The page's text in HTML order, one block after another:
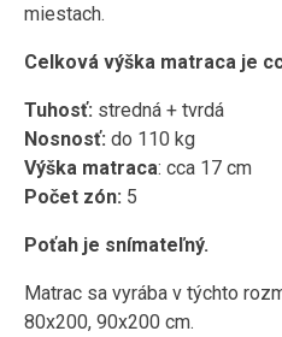
miestach.
Celková výška matraca je
Tuhosť: stredná + tvrdá
Nosnosť: do 110 kg
Výška matraca: cca 17 cm
Počet zón: 5
Poťah je snímateľný.
Matrac sa vyrába v týchto
80x200, 90x200 cm.